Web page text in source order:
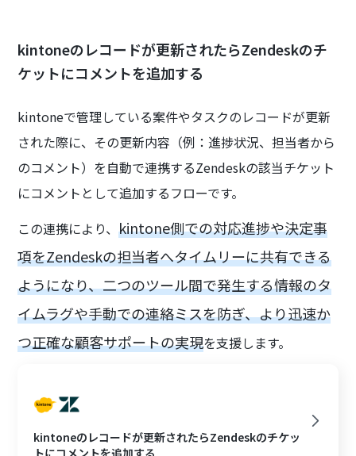
kintoneのレコードが更新されたらZendeskのチ
ケットにコメントを追加する
kintoneで管理している案件やタスクのレコードが更新
された際に、その更新内容（例：進捗状況、担当者から
のコメント）を自動で連携するZendeskの該当チケット
にコメントとして追加するフローです。
この連携により、kintone側での対応進捗や決定事
項をZendeskの担当者へタイムリーに共有できる
ようになり、二つのツール間で発生する情報のタ
イムラグや手動での連絡ミスを防ぎ、より迅速か
つ正確な顧客サポートの実現を支援します。
kintoneのレコードが更新されたらZendeskのチケッ